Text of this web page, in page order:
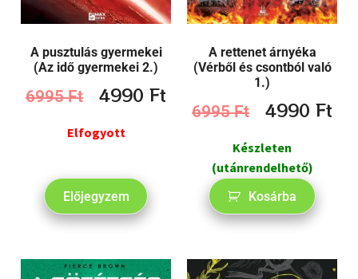
A pusztulás gyermekei
(Az idő gyermekei 2.)
6995Ft 4990 Ft
Elfogyott
Előjegyzem
A rettenet árnyéka
(Vérből és csontból való
1.)
6995Ft 4990 Ft
Készleten
(utánrendelhető)
Kosárba